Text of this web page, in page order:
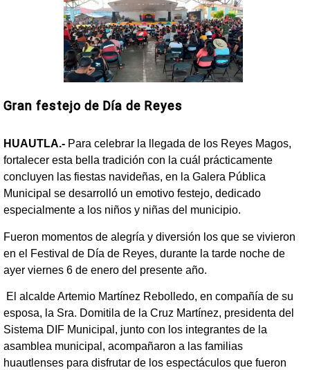
Gran festejo de Día de Reyes
HUAUTLA.- Para celebrar la llegada de los Reyes Magos,
fortalecer esta bella tradición con la cuál prácticamente
concluyen las fiestas navideñas, en la Galera Pública
Municipal se desarrolló un emotivo festejo, dedicado
especialmente a los niños y niñas del municipio.
Fueron momentos de alegría y diversión los que se vivieron
en el Festival de Día de Reyes, durante la tarde noche de
ayer viernes 6 de enero del presente año.
El alcalde Artemio Martínez Rebolledo, en compañía de su
esposa, la Sra. Domitila de la Cruz Martínez, presidenta del
Sistema DIF Municipal, junto con los integrantes de la
asamblea municipal, acompañaron a las familias
huautlenses para disfrutar de los espectáculos que fueron